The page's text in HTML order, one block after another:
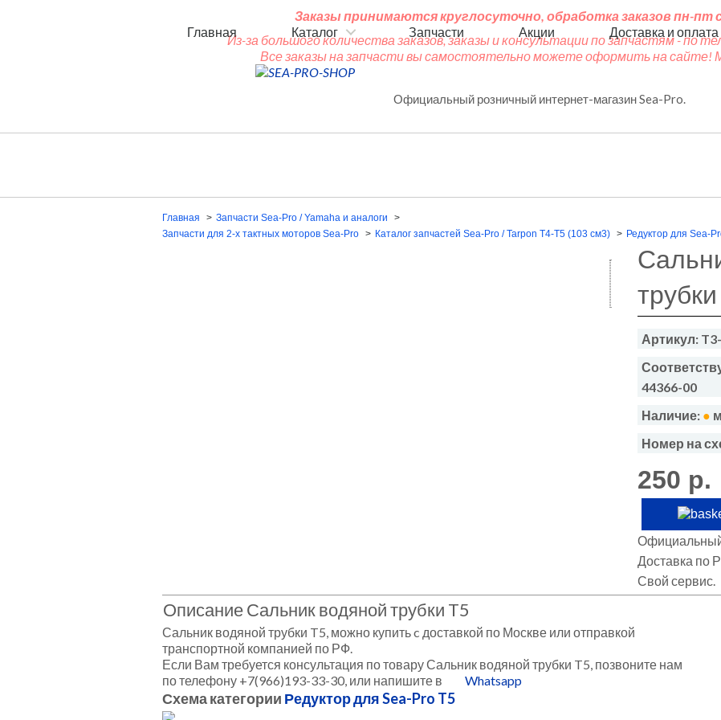
Заказы принимаются круглосуточно, обработка заказов пн-пт с
Из-за большого количества заказов, заказы и консультации по запчастям - по
Все заказы на запчасти вы самостоятельно можете оформить на сайте!
Официальный розничный интернет-магазин Sea-Pro.
Редуктор для Sea-
Каталог запчастей Sea-Pro / Tarpon T4-T5 (103 см3)
Запчасти для 2-х тактных моторов Sea-Pro
Запчасти Sea-Pro / Yamaha и аналоги
Главная
Артикул:
44366-00
Наличие: ●
Номер на
250 р.
Доставка по
Свой сервис.
Описание Сальник водяной трубки T5
Сальник водяной трубки T5, можно купить c доставкой по Москве или отправкой
транспортной компанией по РФ.
Если Вам требуется консультация по товару Сальник водяной трубки T5, позвоните нам
по телефону +7(966)193-33-30, или напишите в
Whatsapp
Схема категории Редуктор для Sea-Pro T5
Главная Каталог Запчасти Акции Доставка и оплата